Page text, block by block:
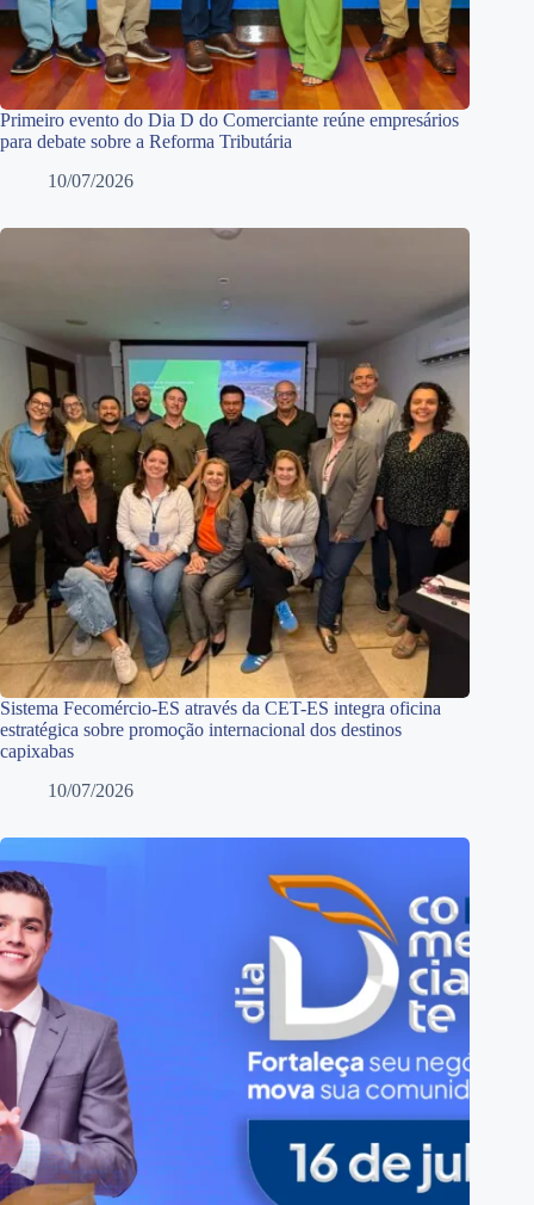
Primeiro evento do Dia D do Comerciante reúne empresários
para debate sobre a Reforma Tributária
10/07/2026
Sistema Fecomércio-ES através da CET-ES integra oficina
estratégica sobre promoção internacional dos destinos
capixabas
10/07/2026